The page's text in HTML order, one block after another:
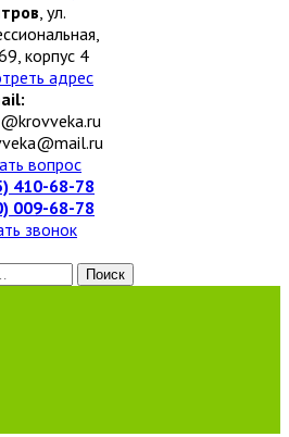
, ул.
корпус 4
адрес
вопрос
410-68-78
009-68-78
звонок
Поиск